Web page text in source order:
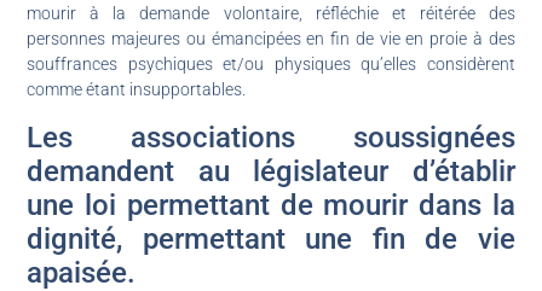
mourir à la demande volontaire, réfléchie et réitérée des
personnes majeures ou émancipées en fin de vie en proie à des
souffrances psychiques et/ou physiques qu’elles considèrent
comme étant insupportables.
Les associations soussignées
demandent au législateur d’établir
une loi permettant de mourir dans la
dignité, permettant une fin de vie
apaisée.